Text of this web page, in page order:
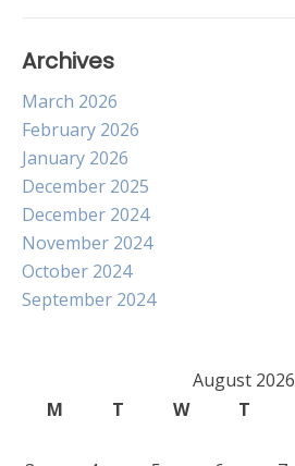
Archives
March 2026
February 2026
January 2026
December 2025
December 2024
November 2024
October 2024
September 2024
August 2026
M
T W T